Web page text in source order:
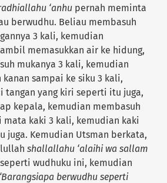
‘anhu pernah meminta
berwudhu. Beliau membasuh
3 kali, kemudian
memasukkan air ke hidung,
mukanya 3 kali, kemudian
sampai ke siku 3 kali,
tangan yang kiri seperti itu juga,
kepala, kemudian membasuh
mata kaki 3 kali, kemudian kaki
juga. Kemudian Utsman berkata,
shallallahu ‘alaihi wa sallam
wudhuku ini, kemudian
berwudhu seperti